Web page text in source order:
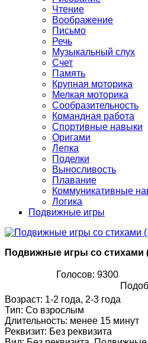
Чтение
Воображение
Письмо
Речь
Музыкальный слух
Счет
Память
Крупная моторика
Мелкая моторика
Сообразительность
Командная работа
Спортивные навыки
Оригами
Лепка
Поделки
Выносливость
Плавание
Коммуникативные
Логика
Подвижные игры
Подвижные игры со стихами
Голосов: 9300
Возраст: 1-2 года, 2-3 года
Тип: Со взрослым
Длительность: менее 15 минут
Реквизит: Без реквизита